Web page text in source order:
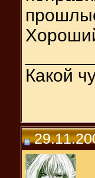
Какой